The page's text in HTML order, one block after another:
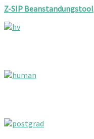
Z-SIP Beanstandungstool